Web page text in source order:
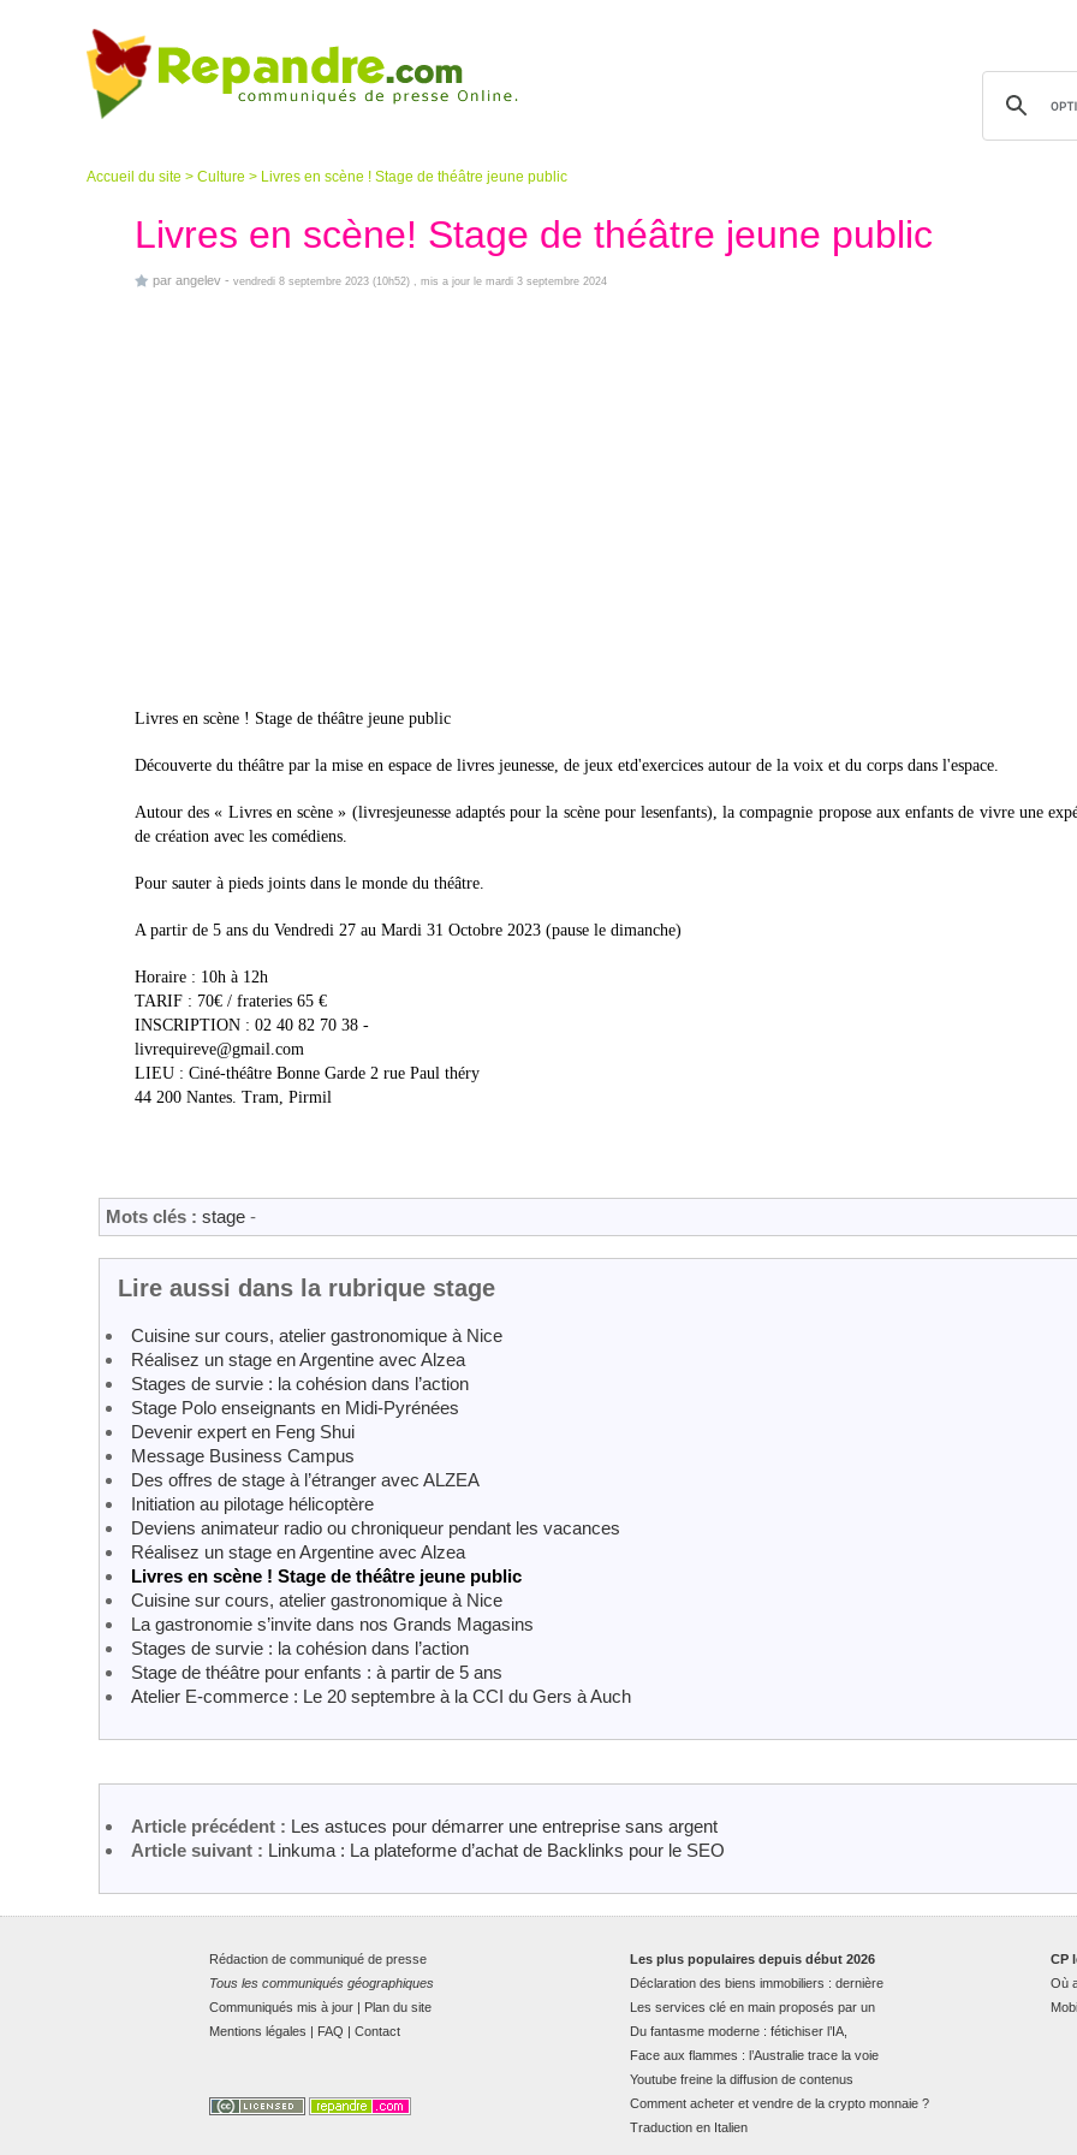
Accueil du site > Culture > Livres en scène ! Stage de théâtre jeune public
Livres en scène! Stage de théâtre jeune public
par angelev - vendredi 8 septembre 2023 (10h52) , mis a jour le mardi 3 septembre 2024
Livres en scène ! Stage de théâtre jeune public
Découverte du théâtre par la mise en espace de livres jeunesse, de jeux etd'exercices autour de la voix et du corps dans l'espace.
Autour des « Livres en scène » (livresjeunesse adaptés pour la scène pour lesenfants), la compagnie propose aux enfants de vivre une
de création avec les comédiens.
Pour sauter à pieds joints dans le monde du théâtre.
A partir de 5 ans du Vendredi 27 au Mardi 31 Octobre 2023 (pause le dimanche)
Horaire : 10h à 12h
TARIF : 70€ / frateries 65 €
INSCRIPTION : 02 40 82 70 38 -
livrequireve@gmail.com
LIEU : Ciné-théâtre Bonne Garde 2 rue Paul théry
44 200 Nantes. Tram, Pirmil
Mots clés : stage -
Lire aussi dans la rubrique stage
Cuisine sur cours, atelier gastronomique à Nice
Réalisez un stage en Argentine avec Alzea
Stages de survie : la cohésion dans l’action
Stage Polo enseignants en Midi-Pyrénées
Devenir expert en Feng Shui
Message Business Campus
Des offres de stage à l’étranger avec ALZEA
Initiation au pilotage hélicoptère
Deviens animateur radio ou chroniqueur pendant les vacances
Réalisez un stage en Argentine avec Alzea
Livres en scène ! Stage de théâtre jeune public
Cuisine sur cours, atelier gastronomique à Nice
La gastronomie s’invite dans nos Grands Magasins
Stages de survie : la cohésion dans l’action
Stage de théâtre pour enfants : à partir de 5 ans
Atelier E-commerce : Le 20 septembre à la CCI du Gers à Auch
Article précédent : Les astuces pour démarrer une entreprise sans argent
Article suivant : Linkuma : La plateforme d’achat de Backlinks pour le SEO
Rédaction de communiqué de presse
Tous les communiqués géographiques
Communiqués mis à jour | Plan du site
Mentions légales | FAQ | Contact
CP
Où
Les plus populaires depuis début 2026
Déclaration des biens immobiliers : dernière
Les services clé en main proposés par un
Du fantasme moderne : fétichiser l’IA,
Face aux flammes : l’Australie trace la voie
Youtube freine la diffusion de contenus
Comment acheter et vendre de la crypto monnaie ?
Traduction en Italien